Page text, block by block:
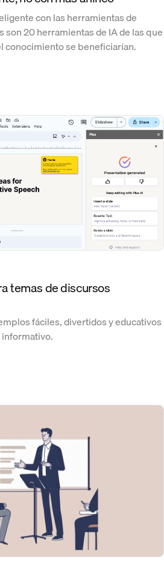
con las herramientas de
son 20 herramientas de IA de las que
conocimiento se beneficiarían.
temas de discursos
fáciles, divertidos y educativos